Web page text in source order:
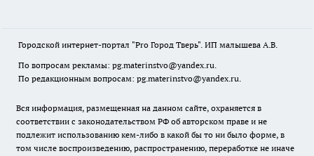
Городской интернет-портал "Pro Город Тверь". ИП малышева А.В.
По вопросам рекламы: pg.materinstvo@yandex.ru.
По редакционным вопросам: pg.materinstvo@yandex.ru.
Вся информация, размещенная на данном сайте, охраняется в
соответствии с законодательством РФ об авторском праве и не
подлежит использованию кем-либо в какой бы то ни было форме, в
том числе воспроизведению, распространению, переработке не иначе